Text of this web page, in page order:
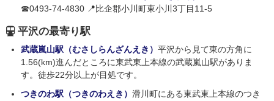
☎0493-74-4830 📍比企郡小川町東小川3丁目11-5
平沢の最寄り駅
武蔵嵐山駅（むさしらんざんえき） 平沢から見て東の方角に
1.56(km)進んだところに東武東上本線の武蔵嵐山駅がありま
す。徒歩22分以上が目処です。
つきのわ駅（つきのわえき） 滑川町にある東武東上本線のつき